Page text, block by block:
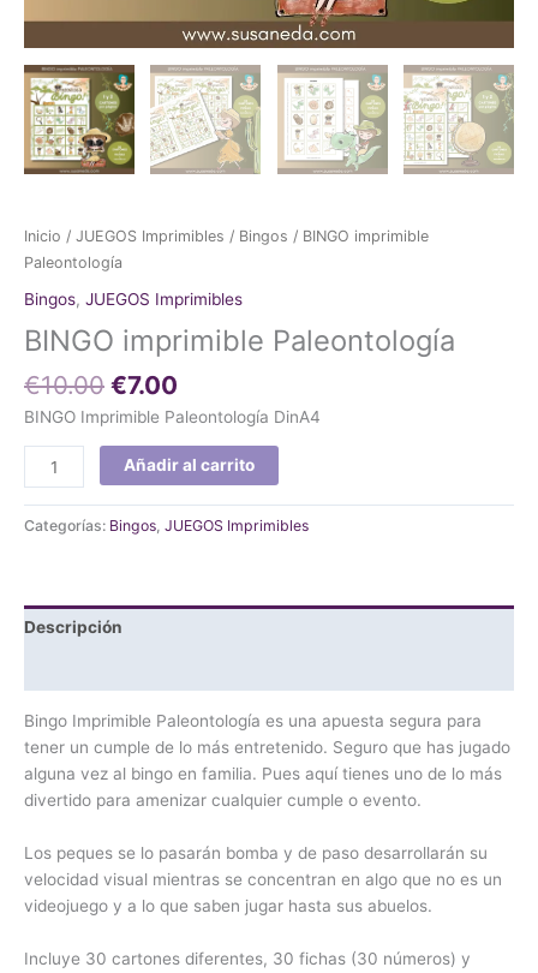
Inicio / JUEGOS Imprimibles / Bingos / BINGO imprimible
Paleontología
Bingos, JUEGOS Imprimibles
BINGO imprimible Paleontología
€10.00 €7.00
BINGO Imprimible Paleontología DinA4
Añadir al carrito
Categorías: Bingos, JUEGOS Imprimibles
Descripción
Bingo Imprimible Paleontología es una apuesta segura para
tener un cumple de lo más entretenido. Seguro que has jugado
alguna vez al bingo en familia. Pues aquí tienes uno de lo más
divertido para amenizar cualquier cumple o evento.
Los peques se lo pasarán bomba y de paso desarrollarán su
velocidad visual mientras se concentran en algo que no es un
videojuego y a lo que saben jugar hasta sus abuelos.
Incluye 30 cartones diferentes, 30 fichas (30 números) y